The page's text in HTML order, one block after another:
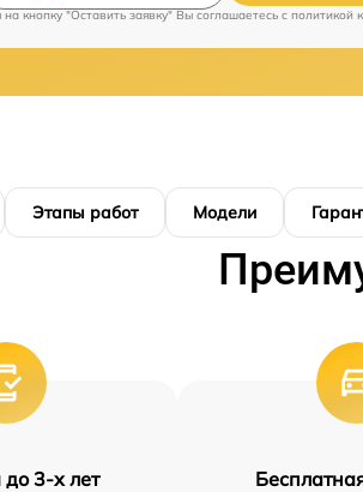
кнопку "Оставить заявку" Вы соглашаетесь c политикой
Этапы работ Модели
до 3-х лет